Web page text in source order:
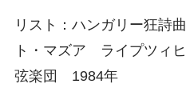
リスト：ハンガリー狂
ト・マズア ライプツィ
弦楽団 1984年